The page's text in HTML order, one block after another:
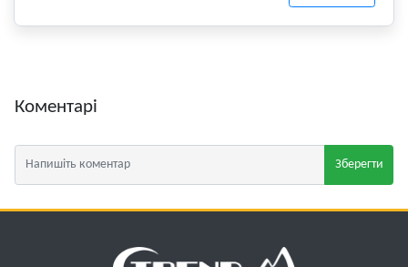
Коментарі
Зберегти